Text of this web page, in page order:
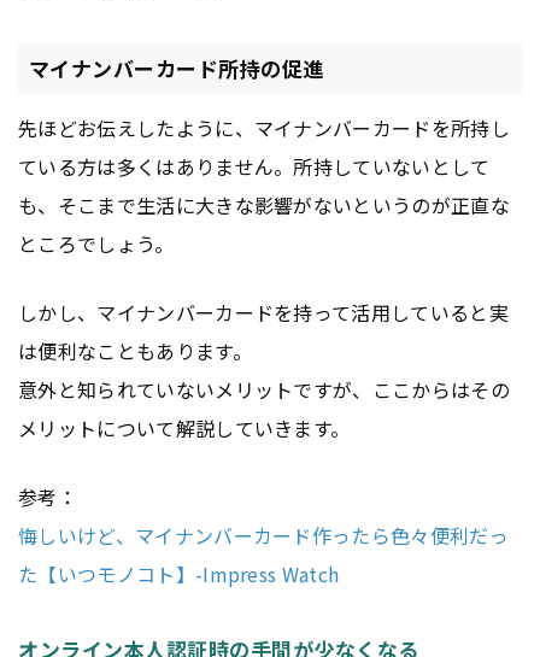
マイナンバーカード所持の促進
先ほどお伝えしたように、マイナンバーカードを所持し
ている方は多くはありません。所持していないとして
も、そこまで生活に大きな影響がないというのが正直な
ところでしょう。
しかし、マイナンバーカードを持って活用していると実
は便利なこともあります。
意外と知られていないメリットですが、ここからはその
メリットについて解説していきます。
参考：
悔しいけど、マイナンバーカード作ったら色々便利だっ
た【いつモノコト】-Impress Watch
オンライン本人認証時の手間が少なくなる